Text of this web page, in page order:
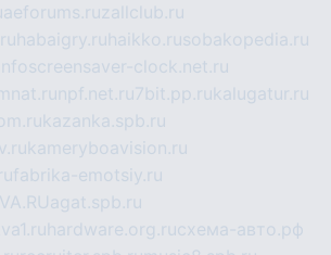
aeforums.ruzallclub.ru
habaigry.ru haikko.rusobakopedia.ru
screensaver-clock.net.ru
npf.net.ru7bit.pp.rukalugatur.ru
kazanka.spb.ru
kameryboavision.ru
fabrika-emotsiy.ru
agat.spb.ru
hardware.org.ruсхема-авто.рф